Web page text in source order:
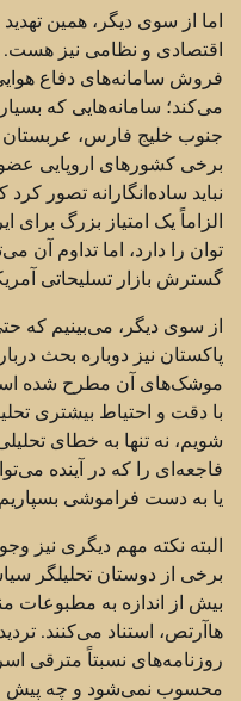
اما از سوی دیگر، همین
اقتصادی و نظامی نیز هست.
فروش سامانه‌های دفاع
می‌کند؛ سامانه‌هایی که
جنوب خلیج فارس، عربستان
برخی کشورهای اروپایی عضو
نباید ساده‌انگارانه تصور
الزاماً یک امتیاز بزرگ
توان را دارد، اما تداوم آن
گسترش بازار تسلیحاتی
از سوی دیگر، می‌بینیم که
پاکستان نیز دوباره بحث
موشک‌های آن مطرح شده
با دقت و احتیاط بیشتری
شویم، نه تنها به خطای
فاجعه‌ای را که در آینده
یا به دست فراموشی
البته نکته مهم دیگری نیز
برخی از دوستان تحلیلگر
بیش از اندازه به مطبوعات
هاآرتص، استناد می‌کنند.
روزنامه‌های نسبتاً مترقی
محسوب نمی‌شود و چه پیش